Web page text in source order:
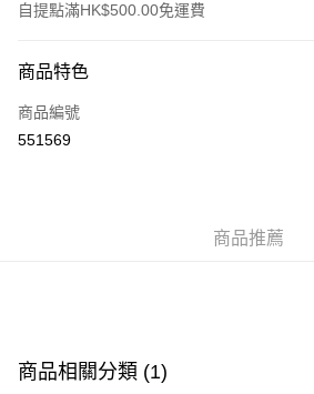
自提點滿HK$500.00免運費
信用卡
AlipayHK
每筆HK$40.00，滿HK$500.00或以上免運費
付款後順豐合作便利店
每筆HK$40.00，滿HK$500.00或以上免運費
商品特色
商品編號
551569
商品推薦
商品相關分類 (1)